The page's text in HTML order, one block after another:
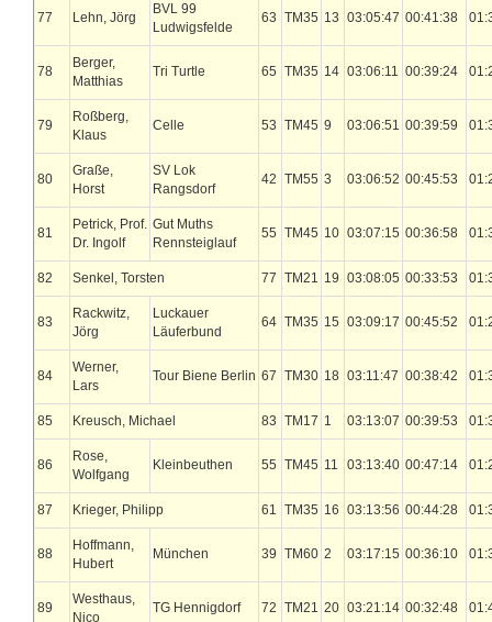
77 Lehn, Jörg
BVL 99
Ludwigsfelde
63 TM35 13 03:05:47 00:41:38
78
Berger,
Matthias
Tri Turtle 65 TM35 14 03:06:11 00:39:24
79
Roßberg,
Klaus
Celle 53 TM45 9 03:06:51 00:39:59
80
Graße,
Horst
SV Lok
Rangsdorf
42 TM55 3 03:06:52 00:45:53
81
Petrick, Prof.
Dr. Ingolf
Gut Muths
Rennsteiglauf
55 TM45 10 03:07:15 00:36:58
82 Senkel, Torsten 77 TM21 19 03:08:05 00:33:53
83
Rackwitz,
Jörg
Luckauer
Läuferbund
64 TM35 15 03:09:17 00:45:52
84
Werner,
Lars
Tour Biene Berlin 67 TM30 18 03:11:47 00:38:42
85 Kreusch, Michael 83 TM17 1 03:13:07 00:39:53
86
Rose,
Wolfgang
Kleinbeuthen 55 TM45 11 03:13:40 00:47:14
87 Krieger, Philipp 61 TM35 16 03:13:56 00:44:28
88
Hoffmann,
Hubert
München 39 TM60 2 03:17:15 00:36:10
89
Westhaus,
Nico
TG Hennigdorf 72 TM21 20 03:21:14 00:32:48